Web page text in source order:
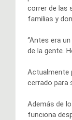
correr de las
familias y
“Antes era
de la gente.
Actualmente
cerrado para
Además de
funciona